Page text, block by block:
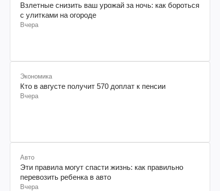
Взлетные снизить ваш урожай за ночь: как бороться
с улитками на огороде
Вчера
Экономика
Кто в августе получит 570 доплат к пенсии
Вчера
Авто
Эти правила могут спасти жизнь: как правильно
перевозить ребенка в авто
Вчера